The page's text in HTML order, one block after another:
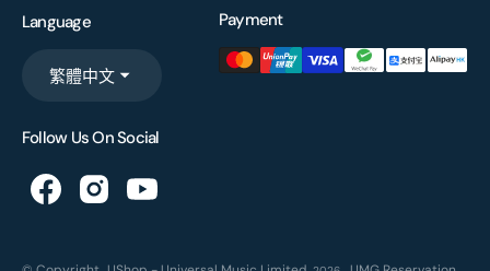
Language
繁體中文
Payment
Follow Us On Social